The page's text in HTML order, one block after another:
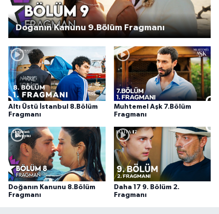
Doğanın Kanunu 9.Bölüm Fragmanı
Altı Üstü İstanbul 8.Bölüm
Fragmanı
Muhtemel Aşk 7.Bölüm
Fragmanı
Doğanın Kanunu 8.Bölüm
Fragmanı
Daha 17 9. Bölüm 2.
Fragmanı